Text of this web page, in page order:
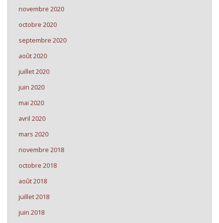
novembre 2020
octobre 2020
septembre 2020
août 2020
juillet 2020
juin 2020
mai 2020
avril 2020
mars 2020
novembre 2018
octobre 2018
août 2018
juillet 2018
juin 2018